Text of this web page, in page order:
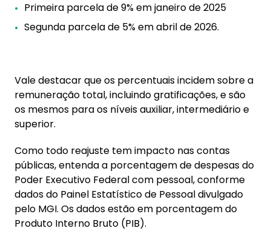
Primeira parcela de 9% em janeiro de 2025
Segunda parcela de 5% em abril de 2026.
Vale destacar que os percentuais incidem sobre a
remuneração total, incluindo gratificações, e são
os mesmos para os níveis auxiliar, intermediário e
superior.
Como todo reajuste tem impacto nas contas
públicas, entenda a porcentagem de despesas do
Poder Executivo Federal com pessoal, conforme
dados do Painel Estatístico de Pessoal divulgado
pelo MGI. Os dados estão em porcentagem do
Produto Interno Bruto (PIB).